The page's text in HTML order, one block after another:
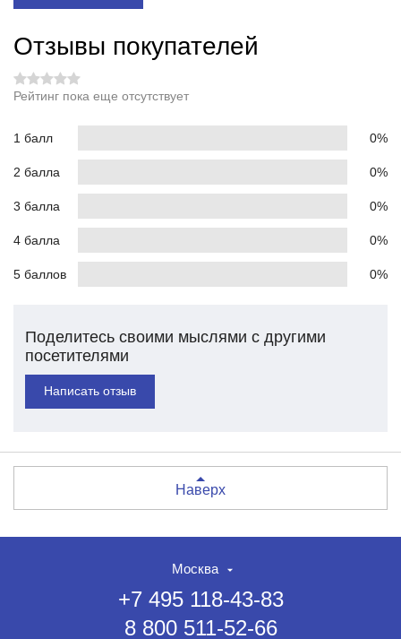
Отзывы покупателей
Рейтинг пока еще отсутствует
1 балл 0%
2 балла 0%
3 балла 0%
4 балла 0%
5 баллов 0%
Поделитесь своими мыслями с другими
посетителями
Написать отзыв
Наверх
Москва
+7 495 118-43-83
8 800 511-52-66